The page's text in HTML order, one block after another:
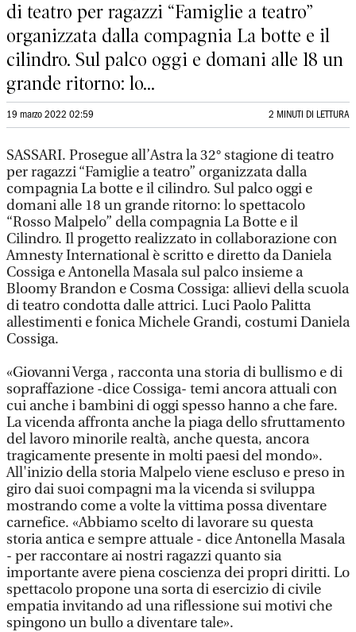
di teatro per ragazzi “Famiglie a teatro”
organizzata dalla compagnia La botte e il
cilindro. Sul palco oggi e domani alle 18 un
grande ritorno: lo...
19 marzo 2022 02:59 2 MINUTI DI LETTURA
SASSARI. Prosegue all’Astra la 32° stagione di teatro
per ragazzi “Famiglie a teatro” organizzata dalla
compagnia La botte e il cilindro. Sul palco oggi e
domani alle 18 un grande ritorno: lo spettacolo
“Rosso Malpelo” della compagnia La Botte e il
Cilindro. Il progetto realizzato in collaborazione con
Amnesty International è scritto e diretto da Daniela
Cossiga e Antonella Masala sul palco insieme a
Bloomy Brandon e Cosma Cossiga: allievi della scuola
di teatro condotta dalle attrici. Luci Paolo Palitta
allestimenti e fonica Michele Grandi, costumi Daniela
Cossiga.
«Giovanni Verga , racconta una storia di bullismo e di
sopraffazione -dice Cossiga- temi ancora attuali con
cui anche i bambini di oggi spesso hanno a che fare.
La vicenda affronta anche la piaga dello sfruttamento
del lavoro minorile realtà, anche questa, ancora
tragicamente presente in molti paesi del mondo».
All'inizio della storia Malpelo viene escluso e preso in
giro dai suoi compagni ma la vicenda si sviluppa
mostrando come a volte la vittima possa diventare
carnefice. «Abbiamo scelto di lavorare su questa
storia antica e sempre attuale - dice Antonella Masala
- per raccontare ai nostri ragazzi quanto sia
importante avere piena coscienza dei propri diritti. Lo
spettacolo propone una sorta di esercizio di civile
empatia invitando ad una riflessione sui motivi che
spingono un bullo a diventare tale».